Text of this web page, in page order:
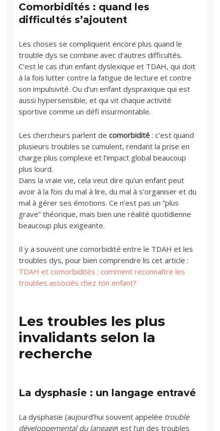
Comorbidités : quand les
difficultés s’ajoutent
Les choses se compliquent encore plus quand le
trouble dys se combine avec d’autres difficultés.
C’est le cas d’un enfant dyslexique et TDAH, qui doit
à la fois lutter contre la fatigue de lecture et contre
son impulsivité. Ou d’un enfant dyspraxique qui est
aussi hypersensible, et qui vit chaque activité
sportive comme un défi insurmontable.
Les chercheurs parlent decomorbidité : c’est quand
plusieurs troubles se cumulent, rendant la prise en
charge plus complexe et l’impact global beaucoup
plus lourd.
Dans la vraie vie, cela veut dire qu’un enfant peut
avoir à la fois du mal à lire, du mal à s’organiser et du
mal à gérer ses émotions. Ce n’est pas un “plus
grave” théorique, mais bien une réalité quotidienne
beaucoup plus exigeante.
Il y a souvent une comorbidité entre le TDAH et les
troubles dys, pour bien comprendre lis cet article :
TDAH et comorbidités : comment reconnaître les
troubles associés chez ton enfant?
Les troubles les plus
invalidants selon la
recherche
La dysphasie : un langage entravé
La dysphasie (aujourd’hui souvent appelée trouble
développemental du langage) est l’un des troubles